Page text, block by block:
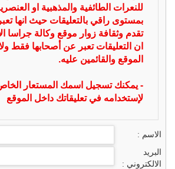
للنعرات الطائفية والمذهبية او
بمستوى راقي بالتعليقات حيث انها
تقدم وثقافة زوار موقع وكالة جراسا
ان التعليقات تعبر عن أصحابها فقط
الموقع والقائمين عليه.
- يمكنك تسجيل اسمك المستعار
لإستخدامه في تعليقاتك داخل الموقع
الاسم :
البريد
الالكتروني :